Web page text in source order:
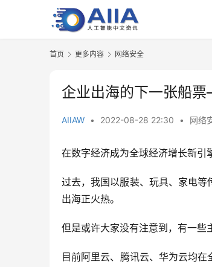
首页 更多内容 网络安全
企业出海的下一张船
AIIAW • 2022-08-28 22:30 • 网络
在数字经济成为全球经济增长新引
过去，我国以服装、玩具、家电
出海正火热。
但是或许大家没有注意到，有一些
目前阿里云、腾讯云、华为云均